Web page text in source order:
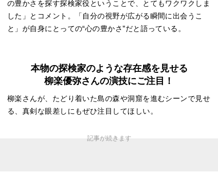
の豊かさを探す探検家役ということで、とてもワクワクしま
した」とコメント。「自分の視野が広がる瞬間に出会うこ
と」が自身にとっての“心の豊かさ”だと語っている。
本物の探検家のような存在感を見せる
柳楽優弥さんの演技にご注目！
柳楽さんが、たどり着いた島の森や洞窟を進むシーンで見せ
る、真剣な眼差しにもぜひ注目してほしい。